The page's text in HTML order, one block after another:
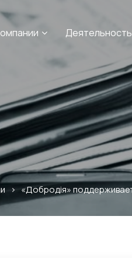
Деятельность
> «Добродія»